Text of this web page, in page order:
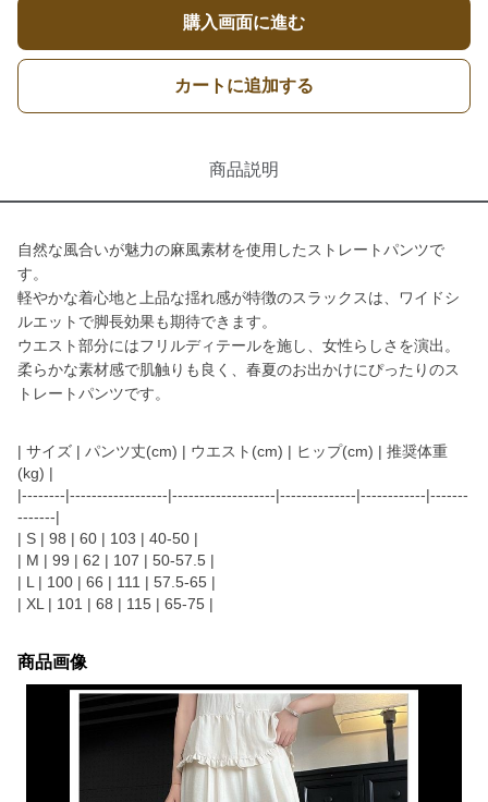
購入画面に進む
カートに追加する
商品説明
自然な風合いが魅力の麻風素材を使用したストレートパンツで
す。
軽やかな着心地と上品な揺れ感が特徴のスラックスは、ワイドシ
ルエットで脚長効果も期待できます。
ウエスト部分にはフリルディテールを施し、女性らしさを演出。
柔らかな素材感で肌触りも良く、春夏のお出かけにぴったりのス
トレートパンツです。
| サイズ | パンツ丈(cm) | ウエスト(cm) | ヒップ(cm) | 推奨体重
(kg) |
|--------|------------------|-------------------|--------------|------------|-------
-------|
| S | 98 | 60 | 103 | 40-50 |
| M | 99 | 62 | 107 | 50-57.5 |
| L | 100 | 66 | 111 | 57.5-65 |
| XL | 101 | 68 | 115 | 65-75 |
商品画像